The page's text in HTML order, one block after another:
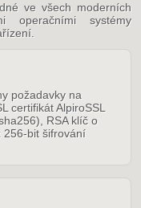
ve všech moderních
operačními systémy
požadavky na
certifikát AlpiroSSL
RSA klíč o
256-bit šifrování